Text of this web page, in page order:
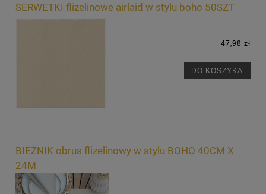
SERWETKI flizelinowe airlaid w stylu boho 50SZT
47,98 zł
DO KOSZYKA
BIEŻNIK obrus flizelinowy w stylu BOHO 40CM X
24M